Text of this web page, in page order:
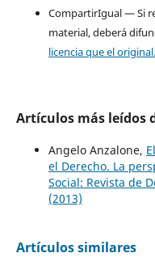
CompartirIgual — Si
material, deberá
licencia que el original.
Artículos más leídos
Angelo Anzalone,
el Derecho. La
Social: Revista de
(2013)
Artículos similares